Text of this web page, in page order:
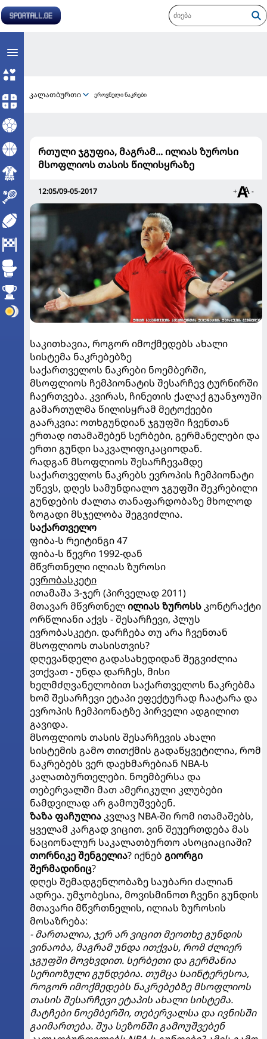
კალათბურთი ეროვნული ნაკრები
რთული ჯგუფია, მაგრამ... ილიას ზუროსი
მსოფლიოს თასის წილისყრაზე
12:05/09-05-2017 + -
საკითხავია, როგორ იმოქმედებს ახალი
სისტემა ნაკრებებზე
საქართველოს ნაკრები ნოემბერში,
მსოფლიოს ჩემპიონატის შესარჩევ ტურნირში
ჩაერთვება. კვირას, ჩინეთის ქალაქ გუანჯოუში
გამართულმა წილისყრამ მეტოქეები
გაარკვია: ოთხგუნდიან ჯგუფში ჩვენთან
ერთად ითამაშებენ სერბები, გერმანელები და
ერთი გუნდი საკვალიფიკაციოდან.
რადგან მსოფლიოს შესარჩევამდე
საქართველოს ნაკრებს ევროპის ჩემპიონატი
უწევს, დღეს სამუნდიალო ჯგუფში შეკრებილი
გუნდების ძალთა თანაფარდობაზე მხოლოდ
ზოგადი მსჯელობა შეგვიძლია.
საქართველო
ფიბა-ს რეიტინგი 47
ფიბა-ს წევრი 1992-დან
მწვრთნელი ილიას ზუროსი
ევრობასკეტი
ითამაშა 3-ჯერ (პირველად 2011)
მთავარ მწვრთნელილიას ზუროსსკონტრაქტი
ორწლიანი აქვს - შესარჩევი, პლუს
ევრობასკეტი. დარჩება თუ არა ჩვენთან
მსოფლიოს თასისთვის?
დღევანდელი გადასახედიდან შეგვიძლია
ვთქვათ - უნდა დარჩეს, მისი
ხელმძღვანელობით საქართველოს ნაკრებმა
ხომ შესარჩევი ეტაპი ეფექტურად ჩაატარა და
ევროპის ჩემპიონატზე პირველი ადგილით
გავიდა.
მსოფლიოს თასის შესარჩევის ახალი
სისტემის გამო თითქმის გადაწყვეტილია, რომ
ნაკრებებს ვერ დაეხმარებიან NBA-ს
კალათბურთელები. ნოემბერსა და
თებერვალში მათ ამერიკული კლუბები
ნამდვილად არ გამოუშვებენ.
ზაზა ფაჩულიაკვლავ NBA-ში რომ ითამაშებს,
ყველამ კარგად ვიცით. ვინ შეუერთდება მას
ნაციონალურ საკალათბურთო ასოციაციაში?
თორნიკე შენგელია? იქნებ გიორგი
შერმადინიც?
დღეს შემადგენლობაზე საუბარი ძალიან
ადრეა. უმჯობესია, მოვისმინოთ ჩვენი გუნდის
მთავარი მწვრთნელის, ილიას ზუროსის
მოსაზრება:
- მართალია, ჯერ არ ვიცით მეოთხე გუნდის
ვინაობა, მაგრამ უნდა ითქვას, რომ ძლიერ
ჯგუფში მოვხვდით. სერბეთი და გერმანია
სერიოზული გუნდებია. თუმცა საინტერესოა,
როგორ იმოქმედებს ნაკრებებზე მსოფლიოს
თასის შესარჩევი ეტაპის ახალი სისტემა.
მატჩები ნოემბერში, თებერვალსა და ივნისში
გაიმართება. შუა სეზონში გამოუშვებენ